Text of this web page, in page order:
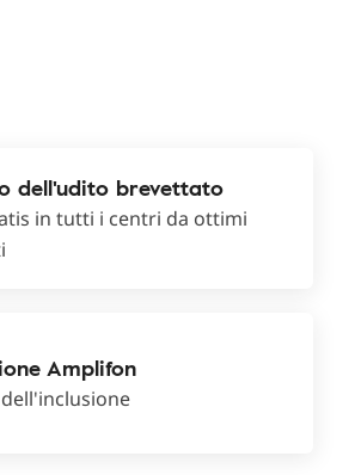
dell'udito brevettato
in tutti i centri da ottimi
Amplifon